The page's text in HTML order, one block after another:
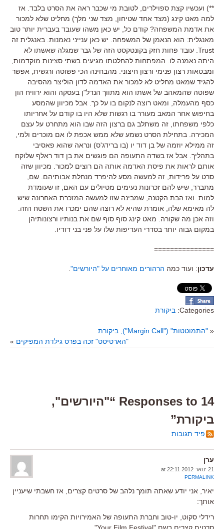
**) ועכשיו קצת ספוילרים, לטובת מי שכבר ראה את הסרט בלבד. אז
למה מאט קינג (מצד אחד שטיחון, מצד שני מלך) מחליט שלא למכור
את אדמת המשפחה? קודם כל, יש כאן משהו שעובד בעברית יותר טוב
מאנגלית: הוא הנאמן של המשפחה. יש כאן ענייני נאמנות. באנגלית זה
Trust. עובד פחות חזק בקונטקסט הזה של גבר שמגלה שאשתו לא
היתה נאמנה לו. המפתחות להחלטתו מגיעים בשתי סצינות מוקדמות,
ומבטאות רצון פנימי ורצון חיצוני. מהבחינה הכי פשוטה ורגשית, אפשר
להגיד שמאט מחליט לא למכור את האדמה לדון הוליצר מהסיבה
שפוטה שהמאהב של אשתו הוא מתווך הנדל"ן בעסקה והוא ירוויח הון
כסף מהעמלה, ומאט רוצה לנקום בו על כך. אבל מכיוון שהמסע
בחיפוש אחר המאב מעורר בו רגשות שלא היו בו קודם על אחריותו
כלפי משפחתו, זה משתלב גם ברצון הזה שבו הוא מתחרט על עצם
המכירה. בתחילת הסרט נשמע שלא ממש אכפת לו אם מוכרים ולמי,
זה ממילא יוזמה של בן דוד יו (בו ברידג'ס) ונראה שהוא פאסיבי
בתהליך. אבל אז בשדה התעופה הם פוגשים את בן דוד ראלף שלוקח
אותם לראות את פיסת האדמה אותה הם רוצים למכור. מכיוון שזה
סרט על פרידות, זה למעשה מסע להיפרד מנחלת אבותיהם. שם,
מתברר, שיש להם זכרונות נעימים מטיולים עם האם, זו שעומדת
למות. ואז הבת הקטנה, שמבינה שזו למעשה המזכרת האחרונה שיש
לה מאימא שלה, אומרת שהיא לא רוצה שהם ימכרו את השטח הזה.
וזה אכן מה שקורה. מאט קינג סוף סוף שם את בנותיו ורצונותיהן
במקום גבוה יותר בסדרי העדיפות שלו על פני בני דודיו.
===============
עדכון: ועוד כמה הרהורים מאוחרים על "היורשים"
Categories: ביקורת
« "התמוטטות" ("Margin Call"), ביקורת
"הארטיסט" זכה בפרס גילדת המפיקים »
14 Responses to “"היורשים",
ביקורת”
פיד תגובות
ערן
21 ינואר 2012 at 22:11
PERMALINK
יאיר, אני יודע שאתה תומך נלהב של סרטים קצרים, אז חשבתי שיעניין
אותך:
רידלי סקוט, יו-טוב וחברת התעופה של האמירויות הקימו תחרות
סרטים קצרים בשם "Your Film Festival"